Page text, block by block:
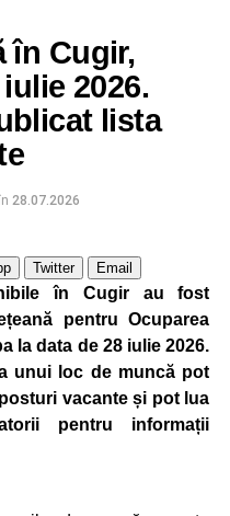
AJOFM Alba sau de la
persoana aflată în
include, pe lângă
din Cugir, și datele de
numere de telefon și
interesate să
de angajare,
recrutare.
a locurilor de
la data de 4 august
ale angajatorilor:
NR.
LMV
NR.
TELEFON/E-
în Cugir,
2026.
lista
28.07.2026
Twitter Email
în Cugir au fost
pentru Ocuparea
la data de 28 iulie 2026.
unui loc de muncă pot
vacante și pot lua
pentru informații